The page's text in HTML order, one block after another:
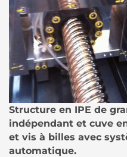
Structure en IPE de
indépendant et cuve
et vis à billes avec
automatique.